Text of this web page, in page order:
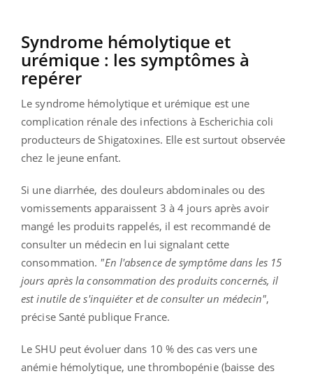
Syndrome hémolytique et
urémique : les symptômes à
repérer
Le syndrome hémolytique et urémique est une
complication rénale des infections à Escherichia coli
producteurs de Shigatoxines. Elle est surtout observée
chez le jeune enfant.
Si une diarrhée, des douleurs abdominales ou des
vomissements apparaissent 3 à 4 jours après avoir
mangé les produits rappelés, il est recommandé de
consulter un médecin en lui signalant cette
consommation. "En l'absence de symptôme dans les 15
jours après la consommation des produits concernés, il
est inutile de s'inquiéter et de consulter un médecin",
précise Santé publique France.
Le SHU peut évoluer dans 10 % des cas vers une
anémie hémolytique, une thrombopénie (baisse des